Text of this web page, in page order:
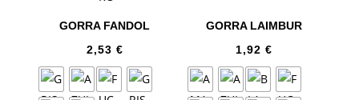
GORRA FANDOL
2,53 €
GORRA LAIMBUR
1,92€